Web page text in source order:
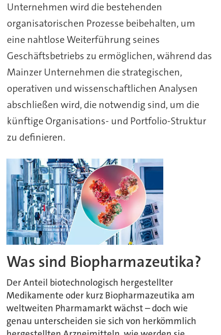
Unternehmen wird die bestehenden
organisatorischen Prozesse beibehalten, um
eine nahtlose Weiterführung seines
Geschäftsbetriebs zu ermöglichen, während das
Mainzer Unternehmen die strategischen,
operativen und wissenschaftlichen Analysen
abschließen wird, die notwendig sind, um die
künftige Organisations- und Portfolio-Struktur
zu definieren.
Was sind Biopharmazeutika?
Der Anteil biotechnologisch hergestellter
Medikamente oder kurz Biopharmazeutika am
weltweiten Pharmamarkt wächst – doch wie
genau unterscheiden sie sich von herkömmlich